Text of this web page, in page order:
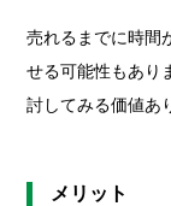
売れるまでに時間
せる可能性もあり
討してみる価値あ
メリット